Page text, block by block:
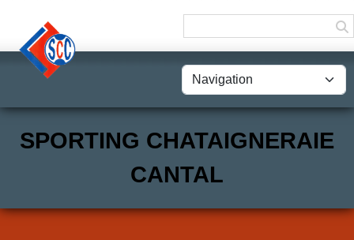
SPORTING CHATAIGNERAIE
CANTAL